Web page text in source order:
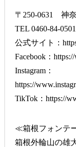
〒250-0631 神
TEL 0460-84-0501
公式サイト：
Facebook：
Instagram：
https://
TikTok： https://
≪箱根フォンテ
箱根外輪山の雄